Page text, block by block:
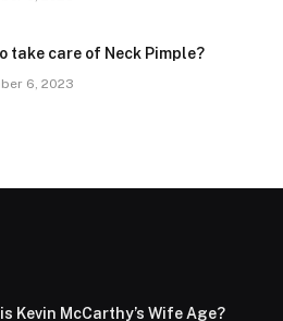
take care of Neck Pimple?
6, 2023
Kevin McCarthy’s Wife Age?